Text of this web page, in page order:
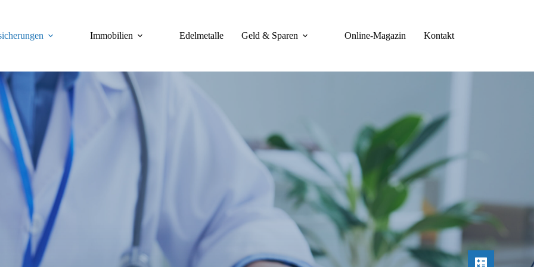
Immobilien Edelmetalle Geld & Sparen Online-Magazin Kontakt